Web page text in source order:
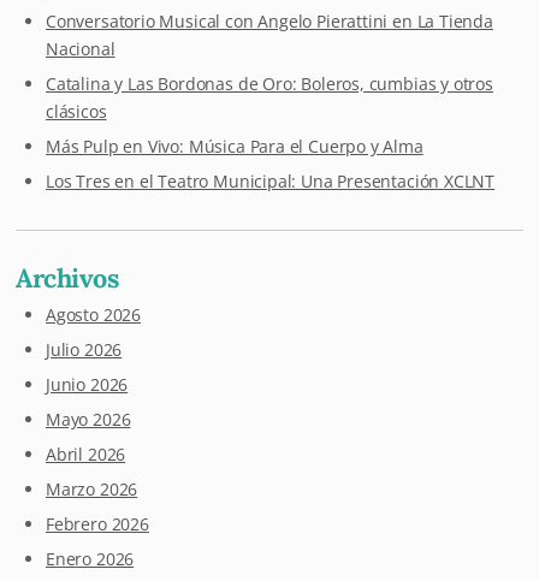
Conversatorio Musical con Angelo Pierattini en La Tienda
Nacional
Catalina y Las Bordonas de Oro: Boleros, cumbias y otros
clásicos
Más Pulp en Vivo: Música Para el Cuerpo y Alma
Los Tres en el Teatro Municipal: Una Presentación XCLNT
Archivos
Agosto 2026
Julio 2026
Junio 2026
Mayo 2026
Abril 2026
Marzo 2026
Febrero 2026
Enero 2026